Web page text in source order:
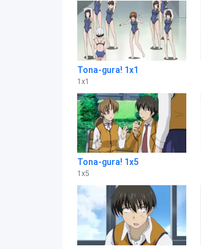
Tona-gura! 1x1
1 x1
Tona-gura! 1x5
1 x5